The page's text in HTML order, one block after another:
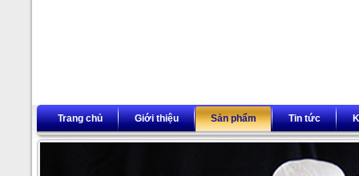
Trang chủ Giới thiệu Sản phẩm Tin tức